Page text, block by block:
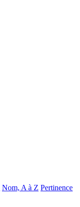
Nom, A à Z Pertinence